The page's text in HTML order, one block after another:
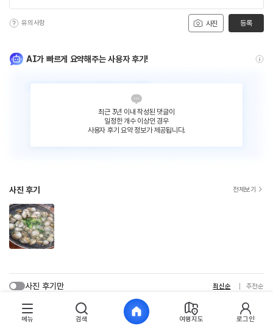
사진
유의사항 등록
AI가 빠르게 요약해주는 사용자 후기!
최근 3년 이내 작성된 댓글이
일정한 개수 이상인 경우
사용자 후기 요약 정보가 제공됩니다.
사진 후기 전체보기
사진 후기만 최신순 추천순
넙* 2026. 1. 3.
메뉴 검색 여행지도 로그인